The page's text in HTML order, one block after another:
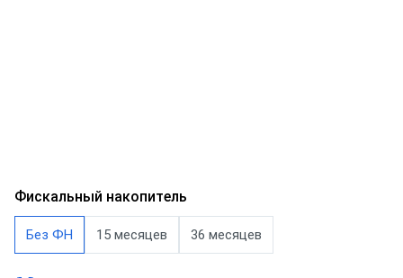
Фискальный накопитель
Без ФН 15 месяцев 36 месяцев